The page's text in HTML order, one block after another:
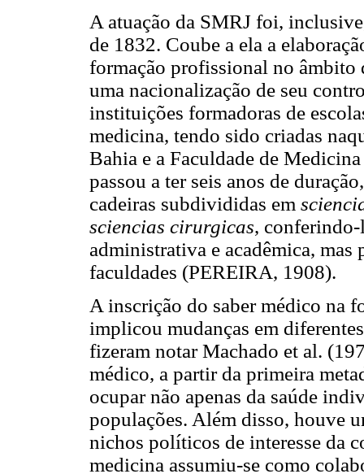
A atuação da SMRJ foi,
de 1832. Coube a ela a
formação profissional no âmbito
uma nacionalização de seu
instituições formadoras de
medicina, tendo sido criadas
Bahia e a Faculdade de
passou a ter seis anos de
cadeiras subdivididas em
sciencias cirurgicas,
administrativa e acadêmica,
faculdades (PEREIRA, 1908).
A inscrição do saber médico na
implicou mudanças em
fizeram notar Machado et al.
médico, a partir da primeira
ocupar não apenas da saúde
populações. Além disso, houve
nichos políticos de interesse da
medicina assumiu-se como